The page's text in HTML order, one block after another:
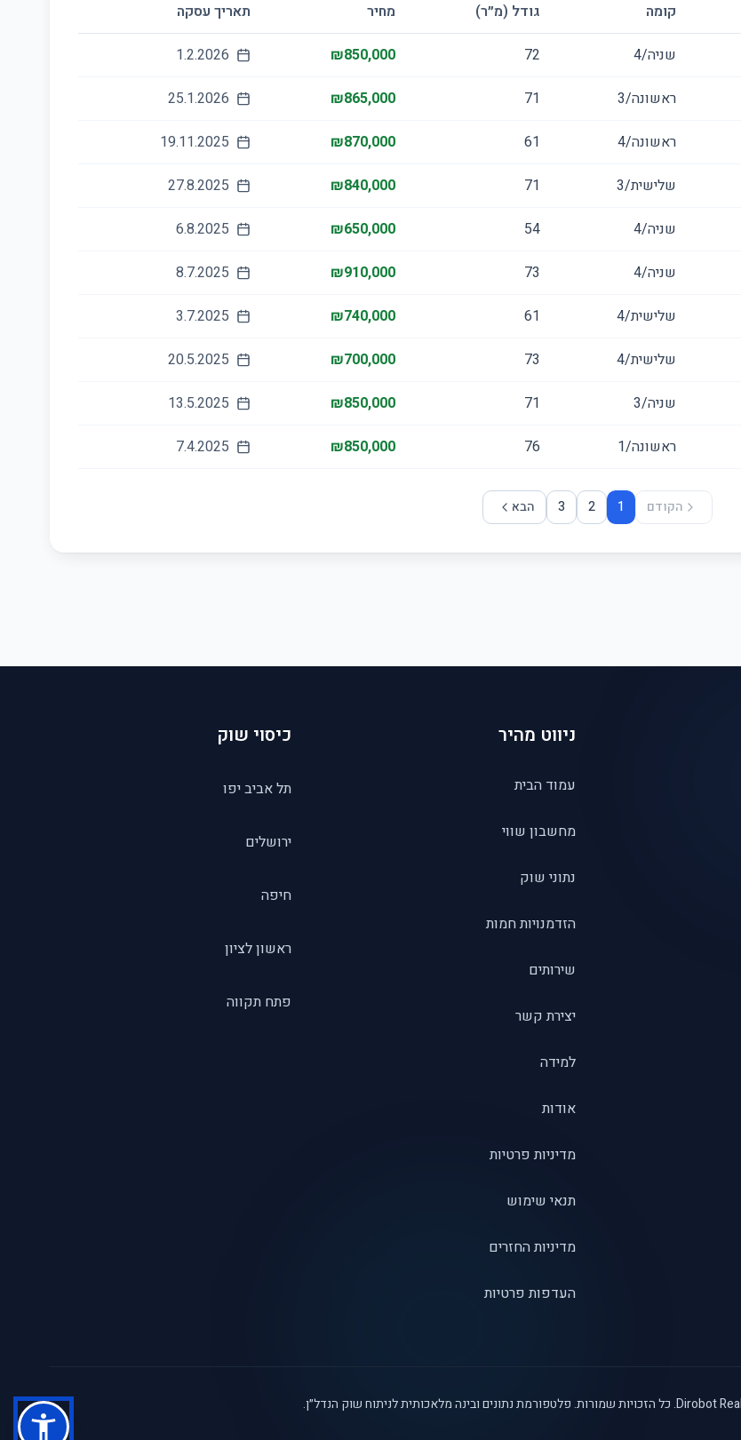
קומה גודל (מ״ר) מחיר תאריך עסקה
שניה/4 72
₪850,000
1.2.2026
ראשונה/3 71
₪865,000
25.1.2026
ראשונה/4 61
₪870,000
19.11.2025
שלישית/3 71
₪840,000
27.8.2025
שניה/4 54
₪650,000
6.8.2025
שניה/4 73
₪910,000
8.7.2025
שלישית/4 61
₪740,000
3.7.2025
שלישית/4 73
₪700,000
20.5.2025
שניה/3 71
₪850,000
13.5.2025
ראשונה/1 76
₪850,000
7.4.2025
הקודם 1
2
3 הבא
ניווט מהיר
עמוד הבית
מחשבון שווי
נתוני שוק
הזדמנויות חמות
שירותים
יצירת קשר
למידה
אודות
מדיניות פרטיות
תנאי שימוש
מדיניות החזרים
העדפות פרטיות
כיסוי שוק
תל אביב יפו
ירושלים
חיפה
ראשון לציון
פתח תקווה